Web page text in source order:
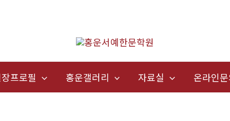
프로필 홍운갤러리 자료실 온라인